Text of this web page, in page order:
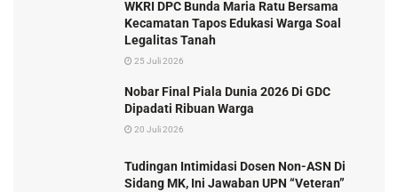
WKRI DPC Bunda Maria Ratu Bersama
Kecamatan Tapos Edukasi Warga Soal
Legalitas Tanah
25 Juli 2026
Nobar Final Piala Dunia 2026 Di GDC
Dipadati Ribuan Warga
20 Juli 2026
Tudingan Intimidasi Dosen Non-ASN Di
Sidang MK, Ini Jawaban UPN “Veteran”